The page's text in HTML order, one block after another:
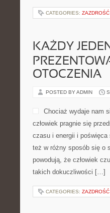
CATEGORIES:
KAŻDY
OTOCZENIA
POSTED BY ADMIN
Chociaż wydaje nam
człowiek pragnie się
czasu i energii i
też w różny sposób się o
powodują, że człowiek
takich dokuczliwości […]
CATEGORIES: